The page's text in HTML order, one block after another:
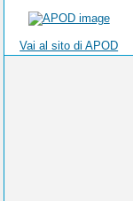
Vai al sito di APOD